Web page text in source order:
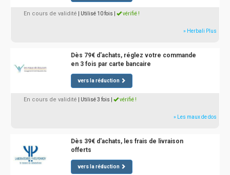
En cours de validité | Utilisé 10 fois vérifié !
» Herbali Plus
Dès 79€ d'achats, réglez votre commande
en 3 fois par carte bancaire
vers la réduction
En cours de validité | Utilisé 3 fois vérifié !
» Les maux de dos
Dès 39€ d'achats, les frais de livraison
offerts
vers la réduction